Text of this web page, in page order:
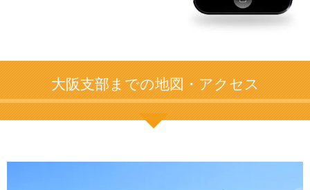
大阪支部までの地図・アクセス